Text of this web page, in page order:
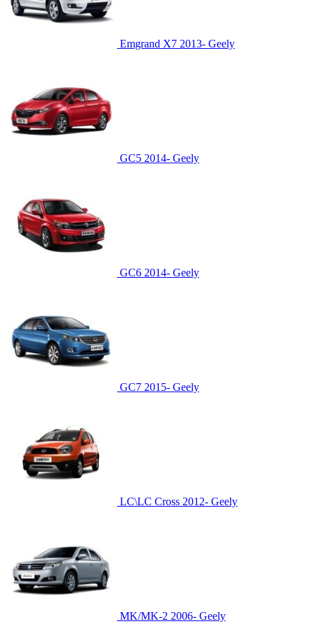
Emgrand X7 2013- Geely
GC5 2014- Geely
GC6 2014- Geely
GC7 2015- Geely
LC\LC Cross 2012- Geely
MK/MK-2 2006- Geely